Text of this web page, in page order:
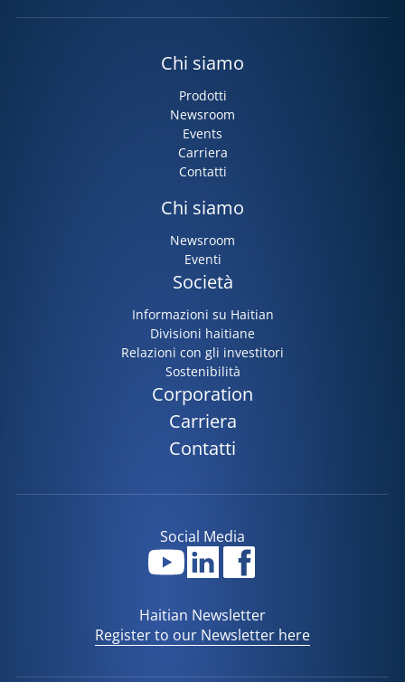
Chi siamo
Prodotti
Newsroom
Events
Carriera
Contatti
Chi siamo
Newsroom
Eventi
Società
Informazioni su Haitian
Divisioni haitiane
Relazioni con gli investitori
Sostenibilità
Corporation
Carriera
Contatti
Social Media
Haitian Newsletter
Register to our Newsletter here